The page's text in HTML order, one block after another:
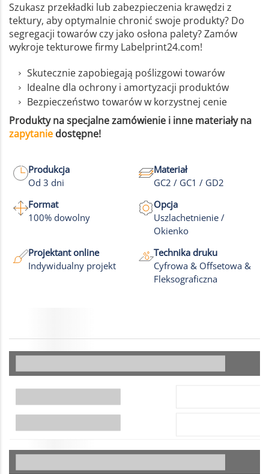
Szukasz przekładki lub zabezpieczenia krawędzi z
tektury, aby optymalnie chronić swoje produkty? Do
segregacji towarów czy jako osłona palety? Zamów
wykroje tekturowe firmy Labelprint24.com!
Skutecznie zapobiegają poślizgowi towarów
Idealne dla ochrony i amortyzacji produktów
Bezpieczeństwo towarów w korzystnej cenie
Produkty na specjalne zamówienie i inne materiały na
zapytanie dostępne!
Produkcja
Od 3 dni
Materiał
GC2 / GC1 / GD2
Format
100% dowolny
Opcja
Uszlachetnienie /
Okienko
Projektant online
Indywidualny projekt
Technika druku
Cyfrowa & Offsetowa &
Fleksograficzna